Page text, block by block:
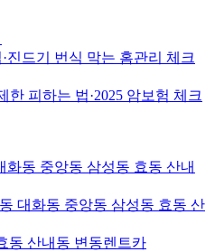
진드기 번식 막는 홈관리 체크
한 피하는 법·2025 암보험 체크
동 중앙동 삼성동 효동 산내
대화동 중앙동 삼성동 효동 산
동 산내동 변동렌트카